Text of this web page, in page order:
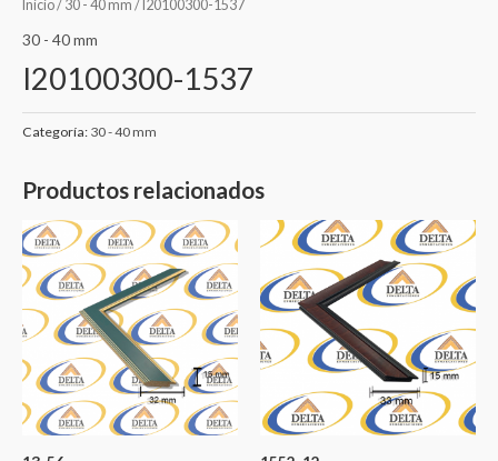
Inicio/ 30 - 40 mm / I20100300-1537
30 - 40 mm
I20100300-1537
Categoría: 30 - 40 mm
Productos relacionados